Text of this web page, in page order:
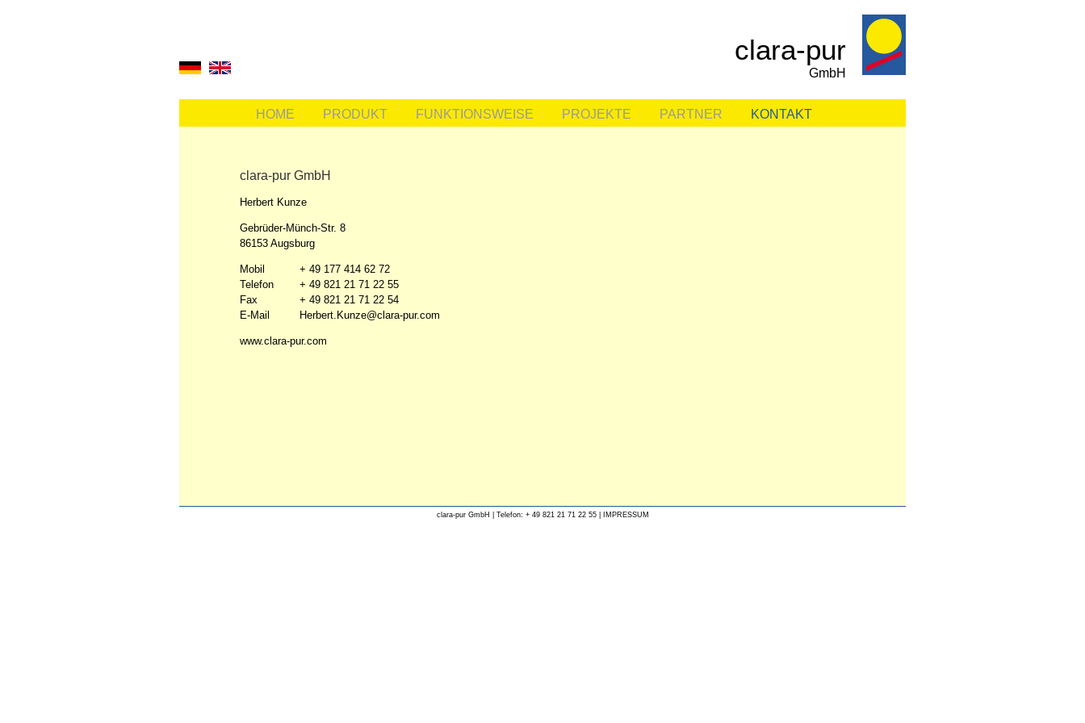
clara-pur
GmbH
HOME PRODUKT FUNKTIONSWEISE PROJEKTE PARTNER KONTAKT
clara-pur GmbH
Herbert Kunze
Gebrüder-Münch-Str. 8
86153 Augsburg
Mobil
+ 49 177 414 62 72
Telefon
+ 49 821 21 71 22 55
Fax
+ 49 821 21 71 22 54
E-Mail
Herbert.Kunze@clara-pur.com
www.clara-pur.com
clara-pur GmbH | Telefon: + 49 821 21 71 22 55 | IMPRESSUM